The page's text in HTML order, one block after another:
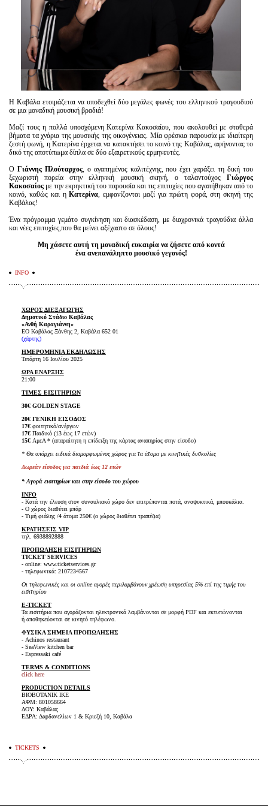
Η Καβάλα ετοιμάζεται να υποδεχθεί δύο μεγάλες φωνές του ελληνικού τραγουδιού
σε μια μοναδική μουσική βραδιά!
Μαζί τους η πολλά υποσχόμενη Κατερίνα Κακοσαίου, που ακολουθεί με σταθερά
βήματα τα χνάρια της μουσικής της οικογένειας. Μία φρέσκια παρουσία με ιδιαίτερη
ζεστή φωνή, η Κατερίνα έρχεται να κατακτήσει το κοινό της Καβάλας, αφήνοντας το
δικό της αποτύπωμα δίπλα σε δύο εξαιρετικούς ερμηνευτές.
Ο Γιάννης Πλούταρχος, ο αγαπημένος καλιτέχνης, που έχει χαράξει τη δική του
ξεχωριστή πορεία στην ελληνική μουσική σκηνή, ο ταλαντούχος Γιώργος
Κακοσαίος με την εκρηκτική του παρουσία και τις επιτυχίες που αγαπήθηκαν από το
κοινό, καθώς και ηΚατερίνα , εμφανίζονται μαζί για πρώτη φορά, στη σκηνή της
Καβάλας!
Ένα πρόγραμμα γεμάτο συγκίνηση και διασκέδαση, με διαχρονικά τραγούδια άλλα
και νέες επιτυχίες,που θα μείνει αξέχαστο σε όλους!
Μη χάσετε αυτή τη μοναδική ευκαιρία να ζήσετε από κοντά
ένα ανεπανάληπτο μουσικό γεγονός!
INFO
ΧΩΡΟΣ ΔΙΕΞΑΓΩΓΗΣ
Δημοτικό Στάδιο Καβάλας
«Ανθή Καραγιάννη»
ΕΟ Καβάλας Ξάνθης 2, Καβάλα 652 01
(χάρτης)
ΗΜΕΡΟΜΗΝΙΑ ΕΚΔΗΛΩΣΗΣ
Τετάρτη 16 Ιουλίου 2025
ΩΡΑ ΕΝΑΡΞΗΣ
21:00
ΤΙΜΕΣ ΕΙΣΙΤΗΡΙΩΝ
30€ GOLDEN STAGE
20€ ΓΕΝΙΚΗ ΕΙΣΟΔΟΣ
17€φοιτητικό/ανέργων
17€ Παιδικό (13 έως 17 ετών)
15€ ΑμεΑ * (απαραίτητη η επίδειξη της κάρτας αναπηρίας στην είσοδο)
* Θα υπάρχει ειδικά διαμορφωμένος χώρος για τα άτομα με κινητικές δυσκολίες
Δωρεάν είσοδος για παιδιά έως 12 ετών
* Αγορά εισιτηρίων και στην είσοδο του χώρου
INFO
- Κατά την έλευση στον συναυλιακό χώρο δεν επιτρέπονται ποτά, αναψυκτικά, μπουκάλια.
- Ο χώρος διαθέτει μπάρ
- Τιμή φιάλης /4 άτομα 250€ (ο χώρος διαθέτει τραπέζια)
ΚΡΑΤΗΣΕΙΣ VIP
τηλ. 6938892888
ΠΡΟΠΩΛΗΣΗ ΕΙΣΙΤΗΡΙΩΝ
TICKET SERVICES
- online: www.ticketservices.gr
- τηλεφωνικά: 2107234567
Οι τηλεφωνικές και οι online αγορές περιλαμβάνουν χρέωση υπηρεσίας 5% επί της τιμής του
εισιτηρίου
E-TICKET
Τα εισιτήρια που αγοράζονται ηλεκτρονικά λαμβάνονται σε μορφή PDF και εκτυπώνονται
ή αποθηκεύονται σε κινητό τηλέφωνο.
ΦΥΣΙΚΑ ΣΗΜΕΙΑ ΠΡΟΠΩΛΗΣΗΣ
- Achinos restaurant
- SeaView kitchen bar
- Espressaki café
TERMS & CONDITIONS
click here
PRODUCTION DETAILS
ΒΙΟΒΟΤΑΝΙΚ ΙΚΕ
ΑΦΜ: 801058664
ΔΟΥ: Καβάλας
ΕΔΡΑ: Δαρδανελίων 1 & Κριεζή 10, Καβάλα
TICKETS